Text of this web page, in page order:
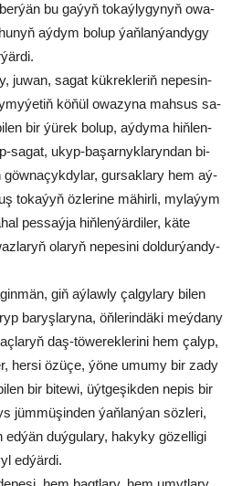
bu ga­ýyň to­ka­ýlygy­nyň owa­
aý­dym bo­lup ýaň­lan­ýan­dy­gy
ju­wan, sa­gat kük­rek­le­riň ne­pe­sin­
kö­ňül owa­zy­na mah­sus sa­
bir ýü­rek bo­lup, aý­dy­ma hiň­len­
sa­gat, ukyp-ba­şar­nyk­la­ryn­dan bi­
göw­na­çyk­dy­lar, gur­sak­la­ry hem aý­
to­ka­ýyň öz­le­ri­ne mä­hir­li, my­la­ýym
pes­saý­ja hiň­len­ýär­di­ler, käte
ola­ryň ne­pe­si­ni dol­dur­ýan­dy­
giň aý­law­ly çal­gy­la­ry bi­len
ba­ryş­la­ry­na, öň­le­rin­dä­ki meý­da­ny
daş-tö­we­rek­le­ri­ni hem ça­lyp,
her­si özü­çe, ýö­ne umu­my bir za­dy
bir bi­te­wi, üýt­ge­şik­den ne­pis bir
jüm­mü­şin­den ýaň­lan­ýan söz­le­ri,
ed­ýän duý­gu­la­ry, ha­ky­ky gö­zel­li­gi
ed­ýär­di.